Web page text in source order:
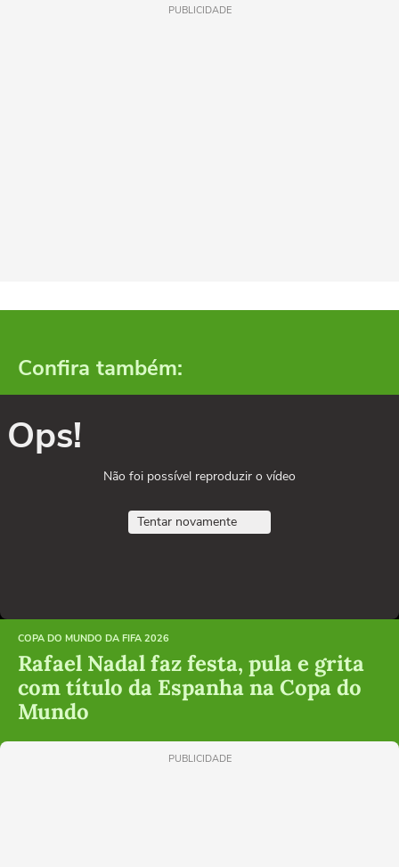
PUBLICIDADE
Confira também:
Ops!
Não foi possível reproduzir o vídeo
Tentar novamente
COPA DO MUNDO DA FIFA 2026
Rafael Nadal faz festa, pula e grita
com título da Espanha na Copa do
Mundo
PUBLICIDADE